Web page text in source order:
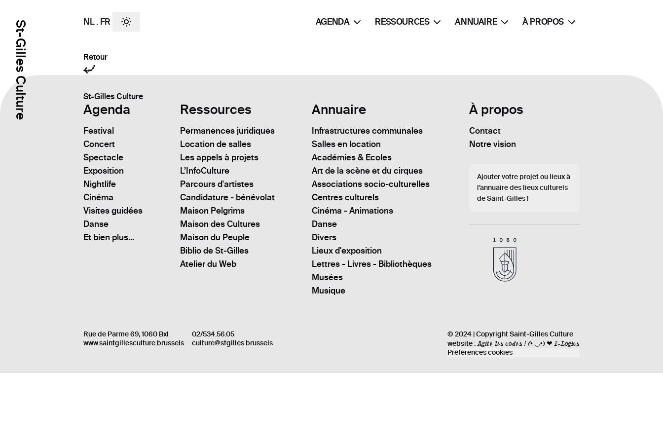
St-Gilles Culture NL . FR AGENDA RESSOURCES ANNUAIRE À PROPOS
Retour
St-Gilles Culture
Agenda
Festival
Concert
Spectacle
Exposition
Nightlife
Cinéma
Visites guidées
Danse
Et bien plus...
Ressources
Permanences juridiques
Location de salles
Les appels à projets
L’InfoCulture
Parcours d'artistes
Candidature - bénévolat
Maison Pelgrims
Maison des Cultures
Maison du Peuple
Biblio de St-Gilles
Atelier du Web
Annuaire
Infrastructures communales
Salles en location
Académies & Ecoles
Art de la scène et du cirques
Associations socio-culturelles
Centres culturels
Cinéma - Animations
Danse
Divers
Lieux d'exposition
Lettres - Livres - Bibliothèques
Musées
Musique
À propos
Contact
Notre vision
Ajouter votre projet ou lieux à
l’annuaire des lieux culturels
de Saint-Gilles !
Rue de Parme 69, 1060 Bxl
www.saintgillesculture.brussels
02/534.56.05
culture@stgilles.brussels
© 2024 | Copyright Saint-Gilles Culture
website :Agite les codes ! (• ◡•) ❤ I-Logics
Préférences cookies